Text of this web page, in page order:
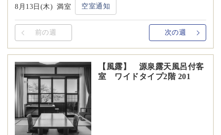
8月13日(木) 満室 空室通知
前の週 次の週
【風露】 源泉露天風呂付客
室 ワイドタイプ2階 201